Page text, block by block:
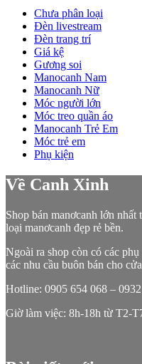
Chưa phân loại
Đèn livestream
Đèn trang trí
Giá kệ
Gương soi
Manocanh Nam
Manocanh Nữ
Móc người lớn
Móc treo quần áo
Manocanh Trẻ Em
Móc trẻ em
Phụ kiện
Về Canh Xinh
Shop bán manơcanh lớn
loại manơcanh đẹp rẻ bền.
Ngoài ra shop còn có các
các nhu cầu buôn bán cho
Hotline: 0905 654 068 –
Giờ làm việc: 8h-18h từ T2-